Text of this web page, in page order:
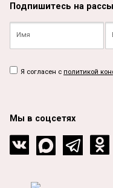
Подпишитесь на
Я согласен с политикой
Мы в соцсетях